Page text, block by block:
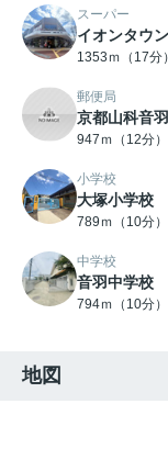
スーパー
イオンタウ
1353ｍ（17分）
郵便局
京都山科音
947ｍ（12分）
小学校
大塚小学校
789ｍ（10分）
中学校
音羽中学校
794ｍ（10分）
地図